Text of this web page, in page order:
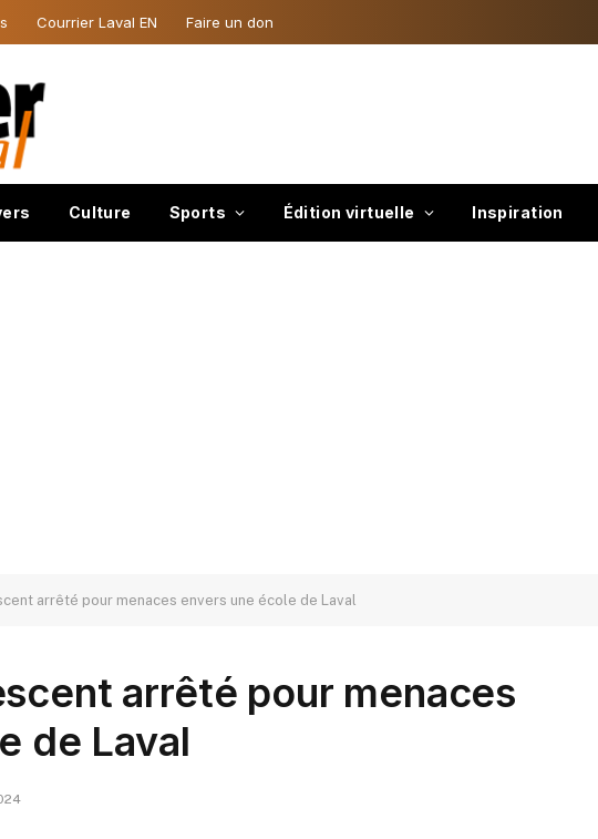
Courrier Laval EN Faire un don
Culture Sports Édition virtuelle Inspiration
arrêté pour menaces envers une école de Laval
arrêté pour menaces
de Laval